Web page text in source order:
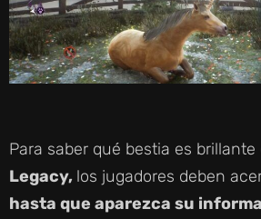
Para saber qué bestia es brillante
Legacy, los jugadores deben
hasta que aparezca su